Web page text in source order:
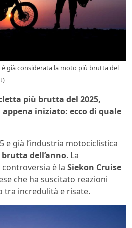
già considerata la moto più brutta del
più brutta del 2025,
appena iniziato: ecco di quale
e già l’industria motociclistica
dell’anno. La
è la Siekon Cruise
che ha suscitato reazioni
tra incredulità e risate.